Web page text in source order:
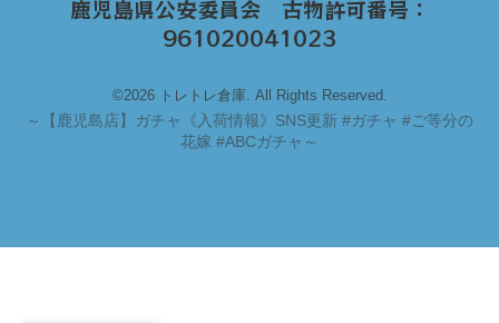
鹿児島県公安委員会 古物許可番号：
961020041023
©2026 トレトレ倉庫. All Rights Reserved.
～
【鹿児島店】ガチャ《入荷情報》SNS更新 #ガチャ #ご等分の
花嫁 #ABCガチャ～